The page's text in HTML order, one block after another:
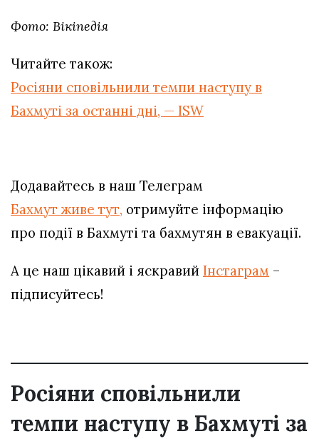
Фото: Вікіпедія
Читайте також:
Росіяни сповільнили темпи наступу в
Бахмуті за останні дні, — ISW
Додавайтесь в наш Телеграм
Бахмут живе тут, отримуйте інформацію
про події в Бахмуті та бахмутян в евакуації.
А це наш цікавий і яскравий Інстаграм –
підписуйтесь!
Росіяни сповільнили
темпи наступу в Бахмуті за